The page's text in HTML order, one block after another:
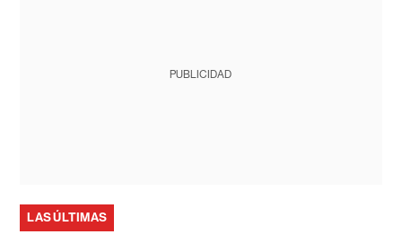
PUBLICIDAD
LAS ÚLTIMAS